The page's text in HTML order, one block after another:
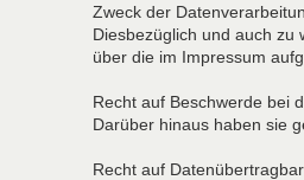
Zweck der
Diesbezüglich und auch
über die im Impressum
Recht auf Beschwerde bei
Darüber hinaus haben sie
Recht auf